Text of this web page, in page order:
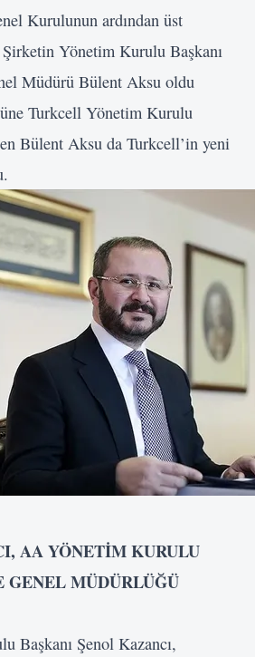
Kurulunun ardından üst
Yönetim Kurulu Başkanı
Müdürü Bülent Aksu oldu
Turkcell Yönetim Kurulu
Bülent Aksu da Turkcell’in yeni
AA YÖNETİM KURULU
MÜDÜRLÜĞÜ
Başkanı Şenol Kazancı,